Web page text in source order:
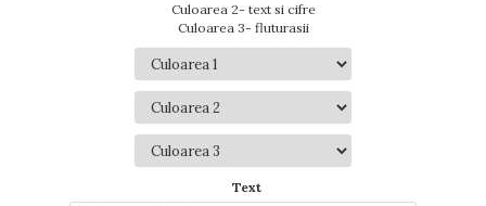
Culoarea 2- text si cifre
Culoarea 3- fluturasii
Text